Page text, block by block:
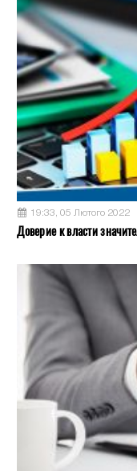
19:33, 05 Лютого 2022
Доверие к власти